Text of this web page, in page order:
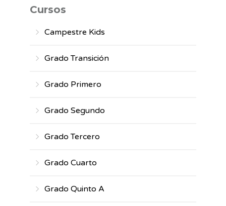
Cursos
Campestre Kids
Grado Transición
Grado Primero
Grado Segundo
Grado Tercero
Grado Cuarto
Grado Quinto A